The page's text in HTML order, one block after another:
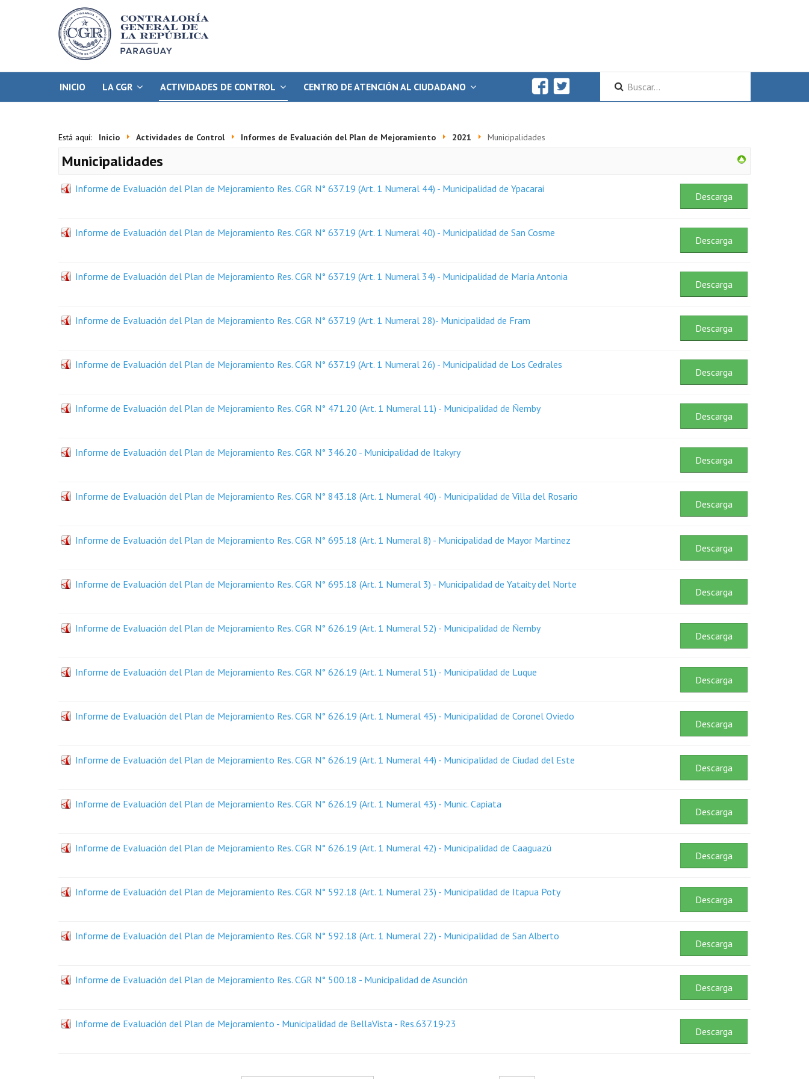
INICIO LA CGR ACTIVIDADES DE CONTROL CENTRO DE ATENCIÓN AL CIUDADANO
Está aquí: Inicio Actividades de Control Informes de Evaluación del Plan de Mejoramiento 2021 Municipalidades
Municipalidades
Informe de Evaluación del Plan de Mejoramiento Res. CGR N° 637.19 (Art. 1 Numeral 44) - Municipalidad de Ypacarai
Descarga
Informe de Evaluación del Plan de Mejoramiento Res. CGR N° 637.19 (Art. 1 Numeral 40) - Municipalidad de San Cosme
Descarga
Informe de Evaluación del Plan de Mejoramiento Res. CGR N° 637.19 (Art. 1 Numeral 34) - Municipalidad de María Antonia
Descarga
Informe de Evaluación del Plan de Mejoramiento Res. CGR N° 637.19 (Art. 1 Numeral 28)- Municipalidad de Fram
Descarga
Informe de Evaluación del Plan de Mejoramiento Res. CGR N° 637.19 (Art. 1 Numeral 26) - Municipalidad de Los Cedrales
Descarga
Informe de Evaluación del Plan de Mejoramiento Res. CGR N° 471.20 (Art. 1 Numeral 11) - Municipalidad de Ñemby
Descarga
Informe de Evaluación del Plan de Mejoramiento Res. CGR N° 346.20 - Municipalidad de Itakyry
Descarga
Informe de Evaluación del Plan de Mejoramiento Res. CGR N° 843.18 (Art. 1 Numeral 40) - Municipalidad de Villa del Rosario
Descarga
Informe de Evaluación del Plan de Mejoramiento Res. CGR N° 695.18 (Art. 1 Numeral 8) - Municipalidad de Mayor Martinez
Descarga
Informe de Evaluación del Plan de Mejoramiento Res. CGR N° 695.18 (Art. 1 Numeral 3) - Municipalidad de Yataity del Norte
Descarga
Informe de Evaluación del Plan de Mejoramiento Res. CGR N° 626.19 (Art. 1 Numeral 52) - Municipalidad de Ñemby
Descarga
Informe de Evaluación del Plan de Mejoramiento Res. CGR N° 626.19 (Art. 1 Numeral 51) - Municipalidad de Luque
Descarga
Informe de Evaluación del Plan de Mejoramiento Res. CGR N° 626.19 (Art. 1 Numeral 45) - Municipalidad de Coronel Oviedo
Descarga
Informe de Evaluación del Plan de Mejoramiento Res. CGR N° 626.19 (Art. 1 Numeral 44) - Municipalidad de Ciudad del Este
Descarga
Informe de Evaluación del Plan de Mejoramiento Res. CGR N° 626.19 (Art. 1 Numeral 43) - Munic. Capiata
Descarga
Informe de Evaluación del Plan de Mejoramiento Res. CGR N° 626.19 (Art. 1 Numeral 42) - Municipalidad de Caaguazú
Descarga
Informe de Evaluación del Plan de Mejoramiento Res. CGR N° 592.18 (Art. 1 Numeral 23) - Municipalidad de Itapua Poty
Descarga
Informe de Evaluación del Plan de Mejoramiento Res. CGR N° 592.18 (Art. 1 Numeral 22) - Municipalidad de San Alberto
Descarga
Informe de Evaluación del Plan de Mejoramiento Res. CGR N° 500.18 - Municipalidad de Asunción
Descarga
Informe de Evaluación del Plan de Mejoramiento - Municipalidad de BellaVista - Res.637.19·23
Descarga